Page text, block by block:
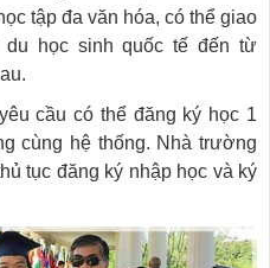
tập đa văn hóa, có thể giao
học sinh quốc tế đến từ
cầu có thể đăng ký học 1
cùng hệ thống. Nhà trường
tục đăng ký nhập học và ký